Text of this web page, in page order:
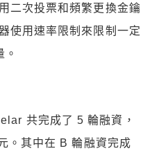
二次投票和頻繁更換金鑰
使用速率限制來限制一定
共完成了 5 輪融資，
。其中在 B 輪融資完成